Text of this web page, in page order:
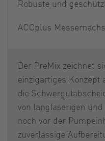
Robuste und
ACCplus
Der PreMix zeichnet
einzigartiges Konzept
die
von langfaserigen
noch vor der
zuverlässige